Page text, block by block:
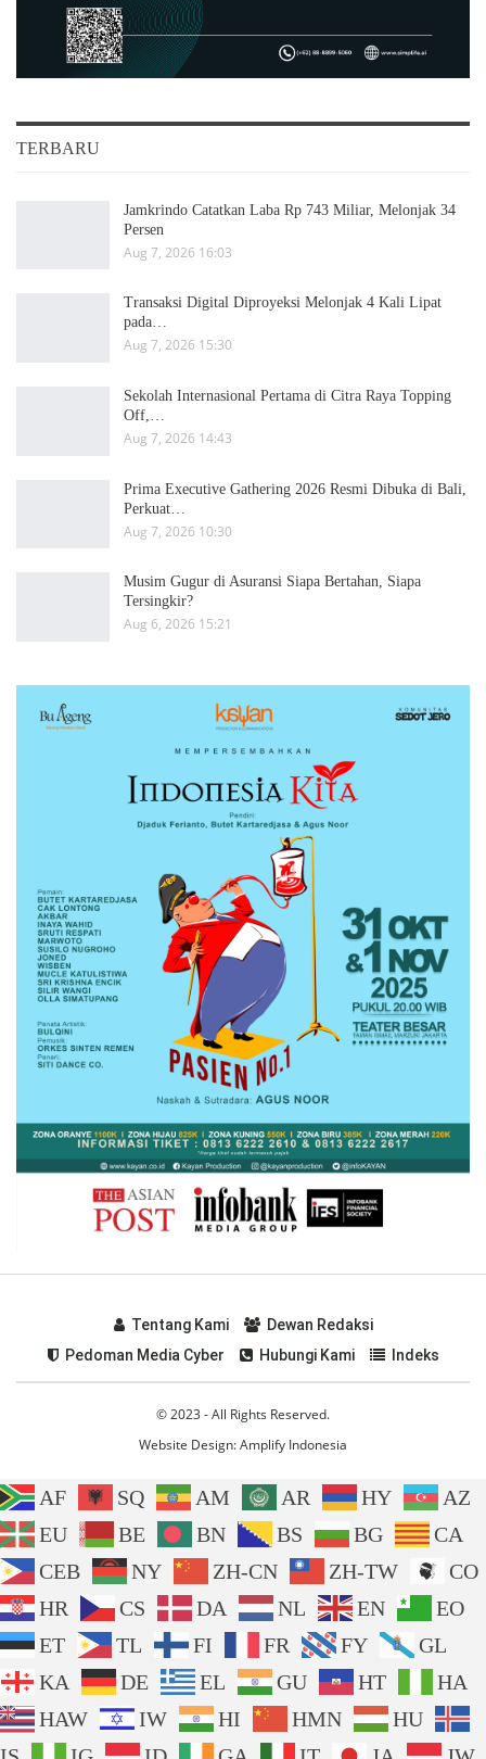
TERBARU
Jamkrindo Catatkan Laba Rp 743 Miliar, Melonjak 34
Persen
Aug 7, 2026 16:03
Transaksi Digital Diproyeksi Melonjak 4 Kali Lipat
pada…
Aug 7, 2026 15:30
Sekolah Internasional Pertama di Citra Raya Topping
Off,…
Aug 7, 2026 14:43
Prima Executive Gathering 2026 Resmi Dibuka di Bali,
Perkuat…
Aug 7, 2026 10:30
Musim Gugur di Asuransi Siapa Bertahan, Siapa
Tersingkir?
Aug 6, 2026 15:21
Tentang Kami
Dewan Redaksi
Pedoman Media Cyber
Hubungi Kami Indeks
© 2023 - All Rights Reserved.
Website Design:Amplify Indonesia
AF SQ AM AR HY
AZ
EU
BE BN BS BG
CA
CEB
NY ZH-CN ZH-TW
CO
HR
CS DA NL EN
EO
ET
TL FI FR FY
GL
KA
DE EL GU HT
HA
HAW
IW HI HMN
HU